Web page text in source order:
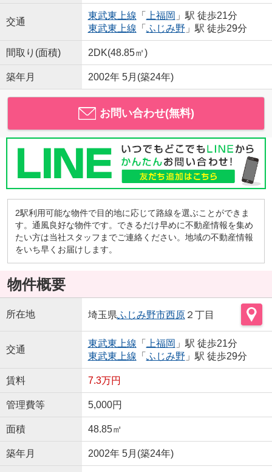
交通
東武東上線 「 上福岡 」駅 徒歩21分
東武東上線 「 ふじみ野 」駅 徒歩29分
間取り(面積) 2DK(48.85㎡)
築年月 2002年 5月(築24年)
お問い合わせ(無料)
2駅利用可能な物件で目的地に応じて路線を選ぶことができま
す。通風良好な物件です。できるだけ早めに不動産情報を集め
たい方は当社スタッフまでご連絡ください。地域の不動産情報
をいち早くお届けします。
物件概要
所在地 埼玉県ふじみ野市西原２丁目
交通
東武東上線 「 上福岡 」駅 徒歩21分
東武東上線 「 ふじみ野 」駅 徒歩29分
賃料 7.3万円
管理費等 5,000円
面積 48.85㎡
築年月 2002年 5月(築24年)